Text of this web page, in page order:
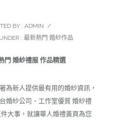
BY : ADMIN /
UNDER : 最新熱門 婚紗作品
門 婚紗禮服 作品精選
為新人提供最有用的婚紗資訊，
婚紗公司、工作室優質 婚紗禮
大事，就讓華人婚禮黃頁為您